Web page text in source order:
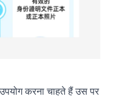
करना चाहते हैं उस पर